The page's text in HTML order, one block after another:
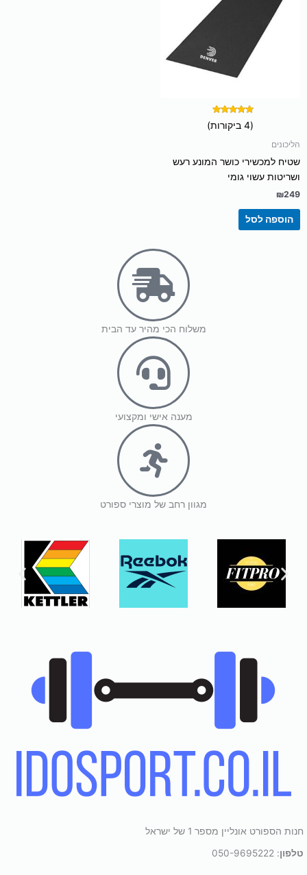
5.00
(4 ביקורות)
הליכונים
שטיח למכשירי כושר המונע רעש
ושריטות עשוי גומי
₪249
הוספה לסל
משלוח הכי מהיר עד הבית
מענה אישי ומקצועי
מגוון רחב של מוצרי ספורט
חנות הספורט אונליין מספר 1 של ישראל
טלפון: 050-9695222